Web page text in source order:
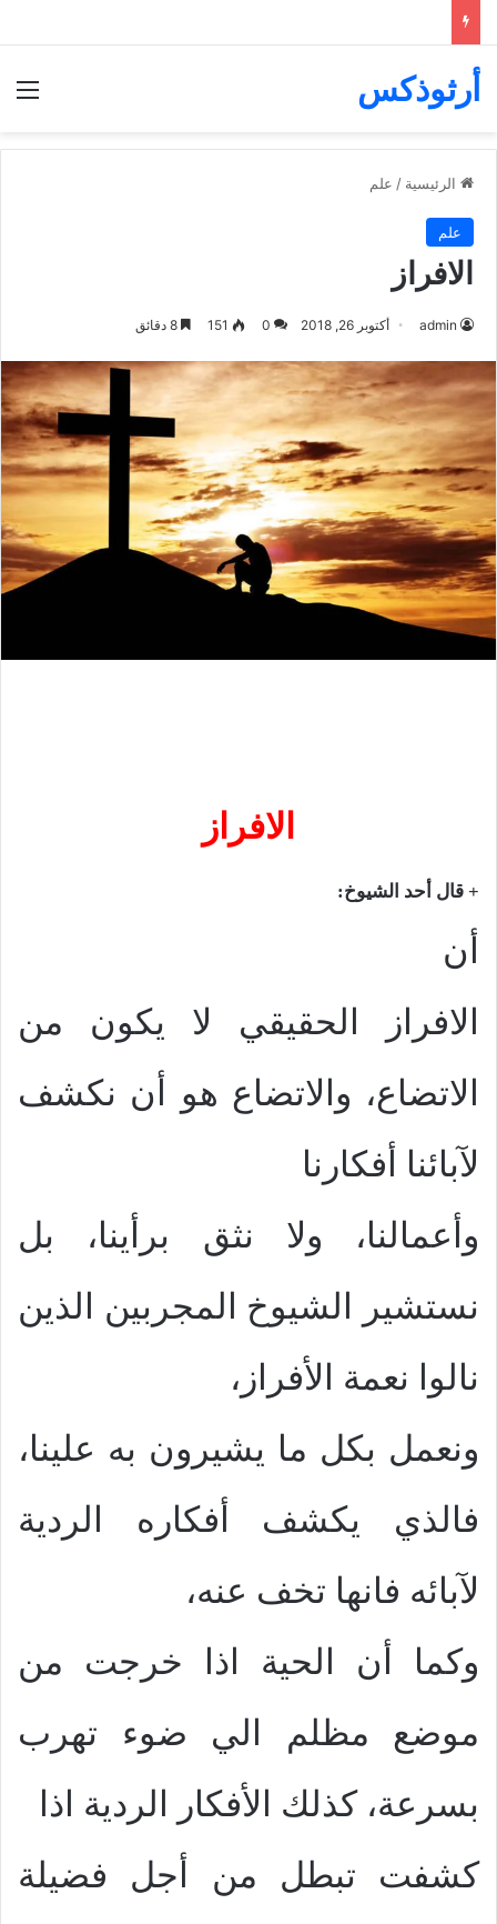
أرثوذكس
الرئيسية / علم
علم
الافراز
admin أكتوبر 26, 2018 0
151
الافراز
+ قال أحد الشيوخ:
أن
الافراز الحقيقي لا يكون من
الاتضاع، والاتضاع هو أن نكشف
لآبائنا أفكارنا
وأعمالنا، ولا نثق برأينا، بل
نستشير الشيوخ المجربين الذين
نالوا نعمة الأفراز،
ونعمل بكل ما يشيرون به علينا،
فالذي يكشف أفكاره الردية
لآبائه فانها تخف عنه،
وكما أن الحية اذا خرجت من
موضع مظلم الي ضوء تهرب
بسرعة، كذلك الأفكار الردية اذا
كشفت تبطل من أجل فضيلة